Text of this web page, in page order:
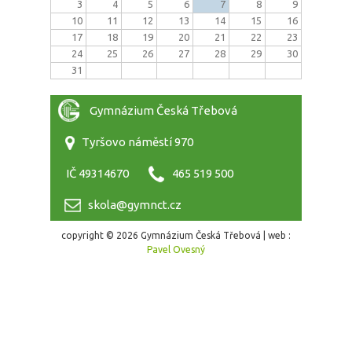
3
4 5 6 7 8
9
10
11 12 13 14 15
16
17
18 19 20 21 22
23
24
25 26 27 28 29
30
31
Gymnázium Česká Třebová
Tyršovo náměstí 970
IČ 49314670 465 519 500
skola@gymnct.cz
copyright © 2026 Gymnázium Česká Třebová | web :
Pavel Ovesný